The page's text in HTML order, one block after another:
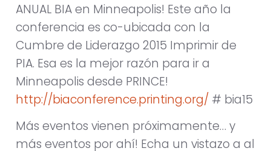
ANUAL BIA en Minneapolis! Este año la
conferencia es co-ubicada con la
Cumbre de Liderazgo 2015 Imprimir de
PIA. Esa es la mejor razón para ir a
Minneapolis desde PRINCE!
http://biaconference.printing.org/ # bia15
Más eventos vienen próximamente… y
más eventos por ahí! Echa un vistazo a al